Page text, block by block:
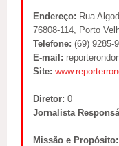
Endereço: Rua
76808-114, Porto
Telefone: (69) 9285-
E-mail:
Site:
Diretor: 0
Jornalista
Missão e Propósito: